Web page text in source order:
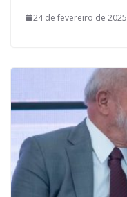
24 de fevereiro de 2025